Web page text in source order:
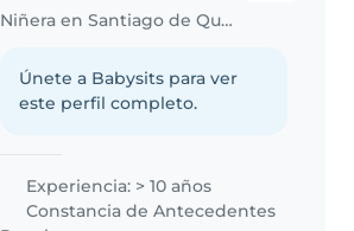
Niñera en Santiago de Querétaro
Únete a Babysits para ver
este perfil completo.
Experiencia: > 10 años
Constancia de Antecedentes